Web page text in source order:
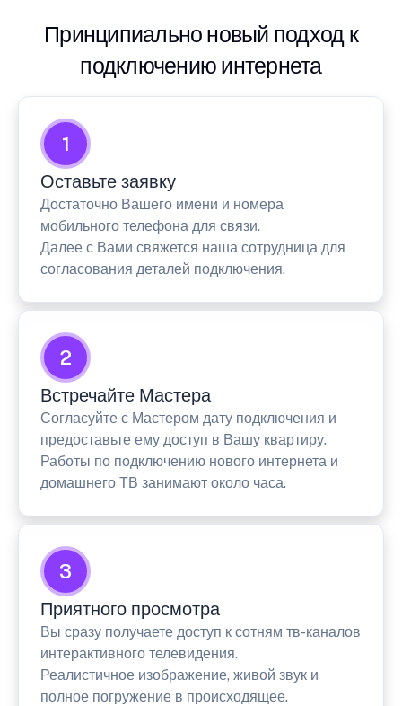
Принципиально новый подход к
подключению интернета
1
Оставьте заявку
Достаточно Вашего имени и номера
мобильного телефона для связи.
Далее с Вами свяжется наша сотрудница для
согласования деталей подключения.
2
Встречайте Мастера
Согласуйте с Мастером дату подключения и
предоставьте ему доступ в Вашу квартиру.
Работы по подключению нового интернета и
домашнего ТВ занимают около часа.
3
Приятного просмотра
Вы сразу получаете доступ к сотням тв-каналов
интерактивного телевидения.
Реалистичное изображение, живой звук и
полное погружение в происходящее.